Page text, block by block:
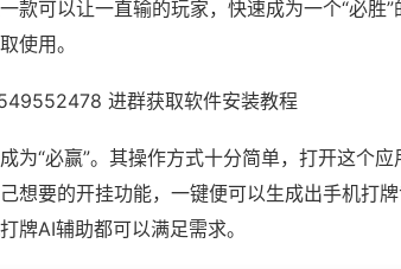
款可以让一直输的玩家，快速成为一个“必胜
使用。
进群获取软件安装教程
为“必赢”。其操作方式十分简单，打开这个
想要的开挂功能，一键便可以生成出手机打
牌AI辅助都可以满足需求。